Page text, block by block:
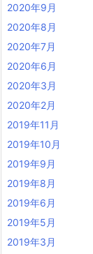
2020年9月
2020年8月
2020年7月
2020年6月
2020年3月
2020年2月
2019年11月
2019年10月
2019年9月
2019年8月
2019年6月
2019年5月
2019年3月